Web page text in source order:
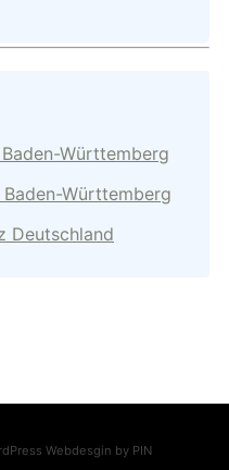
Württemberg
Württemberg
Deutschland
Webdesgin by PIN